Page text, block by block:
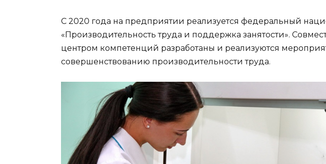
С 2020 года на предприятии реализуется федеральный
«Производительность труда и поддержка занятости».
центром компетенций разработаны и реализуются
совершенствованию производительности труда.